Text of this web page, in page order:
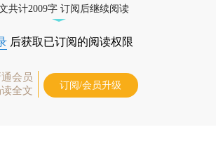
共计2009字 订阅后继续阅读
后获取已订阅的阅读权限
会员
全文
订阅/会员升级